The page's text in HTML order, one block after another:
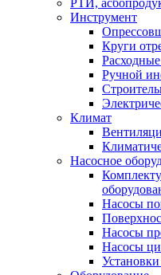
РТИ,
Инструмент
Круги
Ручной
Климат
Насосное
Насосы
Насосы
Насосы